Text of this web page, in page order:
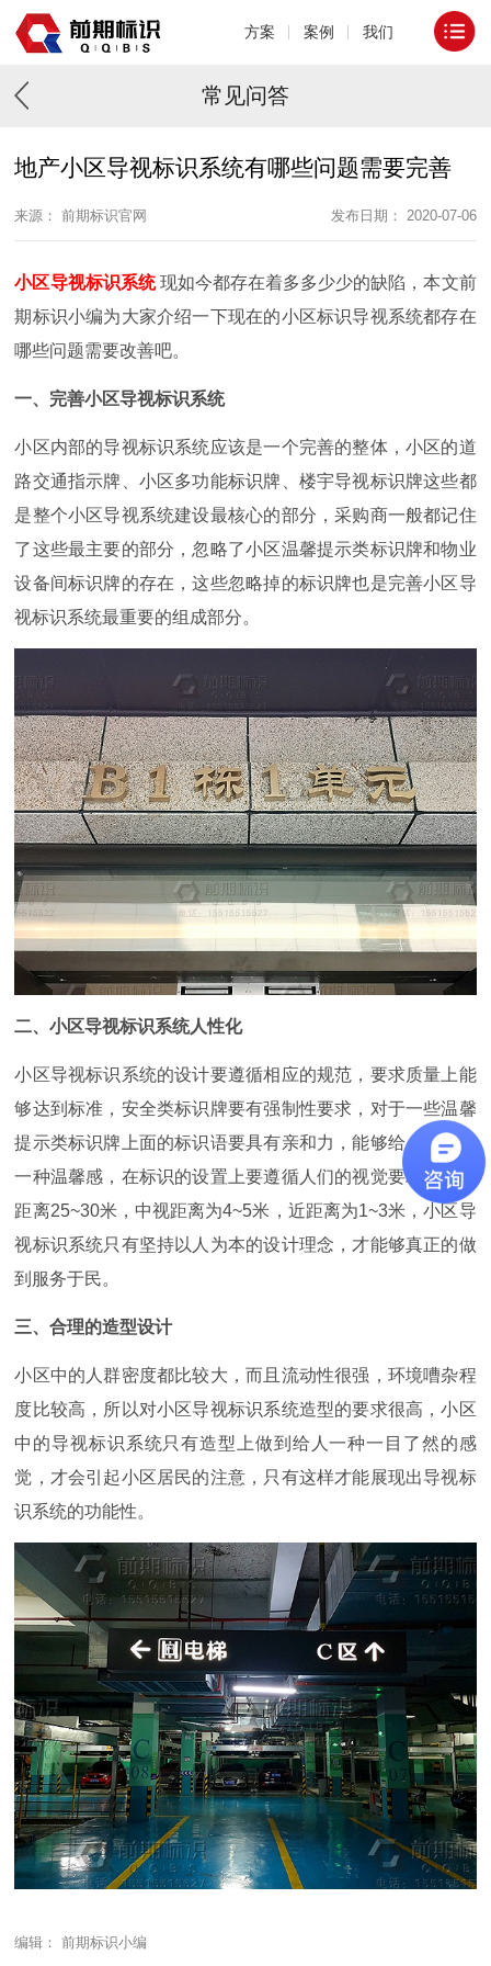
方案 案例 我们
常见问答
地产小区导视标识系统有哪些问题需要完善
来源： 前期标识官网 发布日期： 2020-07-06
小区导视标识系统 现如今都存在着多多少少的缺陷，本文前
期标识小编为大家介绍一下现在的小区标识导视系统都存在
哪些问题需要改善吧。
一、完善小区导视标识系统
小区内部的导视标识系统应该是一个完善的整体，小区的道
路交通指示牌、小区多功能标识牌、楼宇导视标识牌这些都
是整个小区导视系统建设最核心的部分，采购商一般都记住
了这些最主要的部分，忽略了小区温馨提示类标识牌和物业
设备间标识牌的存在，这些忽略掉的标识牌也是完善小区导
视标识系统最重要的组成部分。
二、小区导视标识系统人性化
小区导视标识系统的设计要遵循相应的规范，要求质量上能
够达到标准，安全类标识牌要有强制性要求，对于一些温馨
提示类标识牌上面的标识语要具有亲和力，能够给人们带来
一种温馨感，在标识的设置上要遵循人们的视觉要求，中远
距离25~30米，中视距离为4~5米，近距离为1~3米，小区导
视标识系统只有坚持以人为本的设计理念，才能够真正的做
到服务于民。
三、合理的造型设计
小区中的人群密度都比较大，而且流动性很强，环境嘈杂程
度比较高，所以对小区导视标识系统造型的要求很高，小区
中的导视标识系统只有造型上做到给人一种一目了然的感
觉，才会引起小区居民的注意，只有这样才能展现出导视标
识系统的功能性。
编辑： 前期标识小编